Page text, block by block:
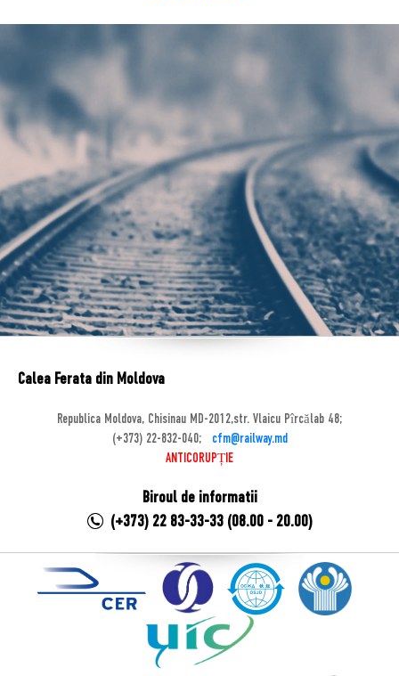
Calea Ferata din Moldova
Republica Moldova, Chisinau MD-2012,str. Vlaicu Pîrcălab 48;
(+373) 22-832-040;
cfm@railway.md
ANTICORUPȚIE
Biroul de informatii
(+373) 22 83-33-33 (08.00 - 20.00)